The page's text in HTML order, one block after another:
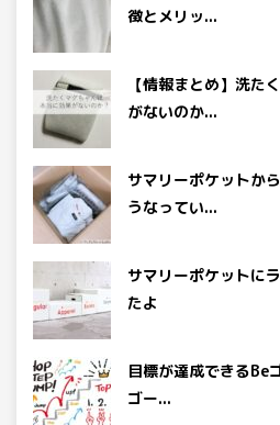
徴とメリッ...
【情報まとめ】洗た
がないのか...
サマリーポケットか
うなってい...
サマリーポケットに
たよ
目標が達成できるBe
ゴー...